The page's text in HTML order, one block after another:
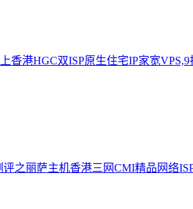
香港HGC双ISP原生住宅IP家宽
评之丽萨主机香港三网CMI精品网络